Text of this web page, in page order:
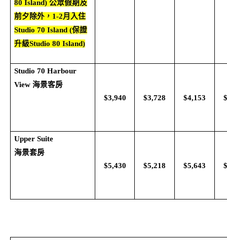
80 Island)公眾假期及
前夕除外， 1-2月入住
Studio 70 Island (保證
升級Studio 80 Island)
Studio 70 Harbour
View海景客房
$3,940
$3,728 $4,153
Upper Suite
海景套房
$5,430
$5,218 $5,643